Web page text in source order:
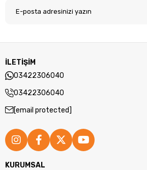
İLETİŞİM
03422306040
03422306040
[email protected]
KURUMSAL